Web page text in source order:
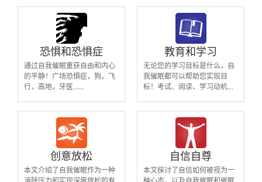
恐惧和恐惧症
通过自我催眠重获自由和内心
的平静！广场恐惧症，狗，飞
行，高地，牙医......
教育和学习
无论您的学习目标是什么，自
我催眠都可以帮助您实现目
标！考试、阅读、学习动机、
创意放松
本文介绍了自我催眠作为一种
自信自尊
本文探讨了自信如何被视为一